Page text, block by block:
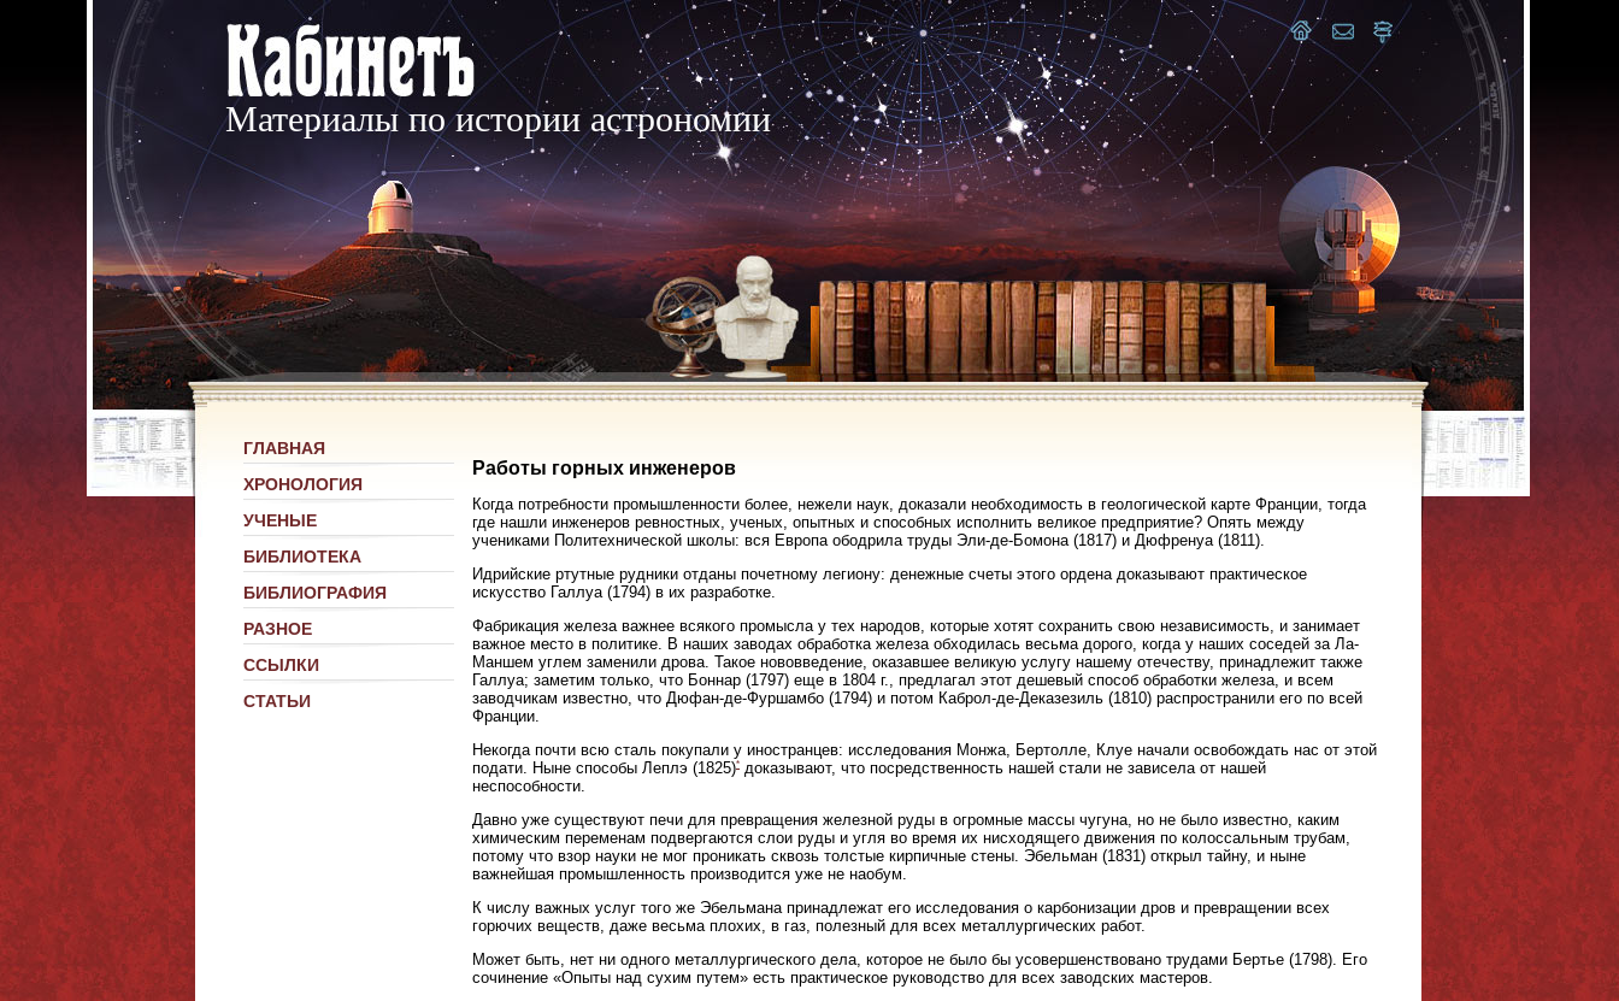
Материалы по истории астрономии
ГЛАВНАЯ
ХРОНОЛОГИЯ
УЧЕНЫЕ
БИБЛИОТЕКА
БИБЛИОГРАФИЯ
РАЗНОЕ
ССЫЛКИ
СТАТЬИ
Работы горных инженеров
Когда потребности промышленности более, нежели наук, доказали необходимость в геологической карте Франции, тогда
где нашли инженеров ревностных, ученых, опытных и способных исполнить великое предприятие? Опять между
учениками Политехнической школы: вся Европа ободрила труды Эли-де-Бомона (1817) и Дюфренуа (1811).
Идрийские ртутные рудники отданы почетному легиону: денежные счеты этого ордена доказывают практическое
искусство Галлуа (1794) в их разработке.
Фабрикация железа важнее всякого промысла у тех народов, которые хотят сохранить свою независимость, и занимает
важное место в политике. В наших заводах обработка железа обходилась весьма дорого, когда у наших соседей за Ла-
Маншем углем заменили дрова. Такое нововведение, оказавшее великую услугу нашему отечеству, принадлежит также
Галлуа; заметим только, что Боннар (1797) еще в 1804 г., предлагал этот дешевый способ обработки железа, и всем
заводчикам известно, что Дюфан-де-Фуршамбо (1794) и потом Каброл-де-Деказезиль (1810) распространили его по всей
Франции.
Некогда почти всю сталь покупали у иностранцев: исследования Монжа, Бертолле, Клуе начали освобождать нас от этой
подати. Ныне способы Леплэ (1825)* доказывают, что посредственность нашей стали не зависела от нашей
неспособности.
Давно уже существуют печи для превращения железной руды в огромные массы чугуна, но не было известно, каким
химическим переменам подвергаются слои руды и угля во время их нисходящего движения по колоссальным трубам,
потому что взор науки не мог проникать сквозь толстые кирпичные стены. Эбельман (1831) открыл тайну, и ныне
важнейшая промышленность производится уже не наобум.
К числу важных услуг того же Эбельмана принадлежат его исследования о карбонизации дров и превращении всех
горючих веществ, даже весьма плохих, в газ, полезный для всех металлургических работ.
Может быть, нет ни одного металлургического дела, которое не было бы усовершенствовано трудами Бертье (1798). Его
сочинение «Опыты над сухим путем» есть практическое руководство для всех заводских мастеров.